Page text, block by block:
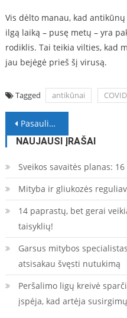
Vis dėlto manau, kad
ilgą laiką – pusę metų – yra
rodiklis. Tai teikia vilties, kad
jau bejėgė prieš šį virusą.
Tagged antikūnai
Navigacija
tarp
įrašų
Pasaulinę diabeto dieną – specialistės patarimai apie cukrų: kiek vartoti, kad būtų saugu?
NAUJAUSI ĮRAŠAI
Sveikos savaitės planas:
Mityba ir gliukozės
14 paprastų, bet gerai
taisyklių!
Garsus mitybos
atsisakau švęsti nutukimą
Peršalimo ligų kreivė
įspėja, kad artėja